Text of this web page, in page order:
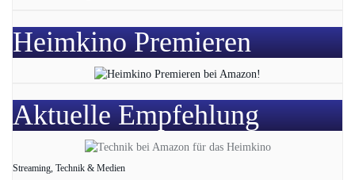
Heimkino Premieren
Aktuelle Empfehlung
Streaming, Technik & Medien